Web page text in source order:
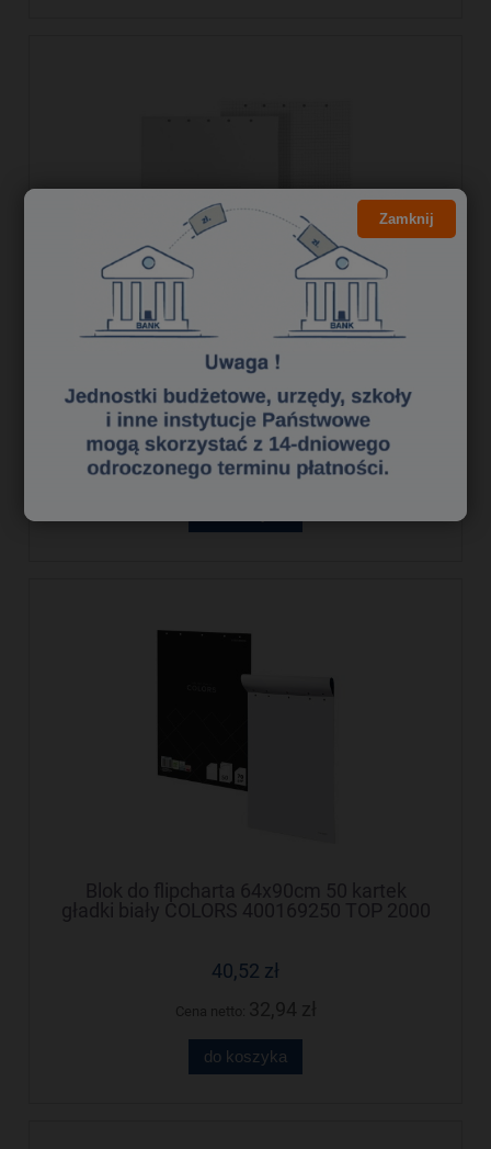
kratka INTERDRUK
27,07 zł
Cena netto:22,01 zł
Blok do flipcharta 64x90cm 50 kartek
gładki biały COLORS 400169250 TOP 2000
40,52 zł
do koszyka
Zamknij